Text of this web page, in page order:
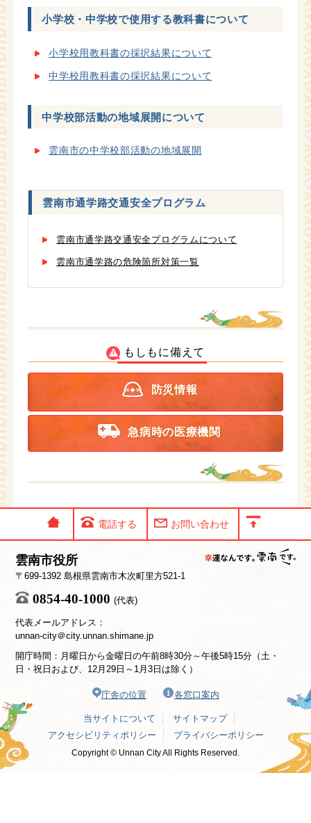
小学校・中学校で使用する教科書について
小学校用教科書の採択結果について
中学校用教科書の採択結果について
中学校部活動の地域展開について
雲南市の中学校部活動の地域展開
雲南市通学路交通安全プログラム
雲南市通学路交通安全プログラムについて
雲南市通学路の危険箇所対策一覧
もしもに備えて
防災情報
急病時の医療機関
電話する お問い合わせ
雲南市役所
〒699-1392 島根県雲南市木次町里方521-1
0854-40-1000 (代表)
代表メールアドレス：
unnan-city＠city.unnan.shimane.jp
開庁時間：月曜日から金曜日の午前8時30分～午後5時15分（土・
日・祝日および、12月29日～1月3日は除く）
庁舎の位置 各窓口案内
当サイトについて
サイトマップ
アクセシビリティポリシー
プライバシーポリシー
Copyright © Unnan City All Rights Reserved.